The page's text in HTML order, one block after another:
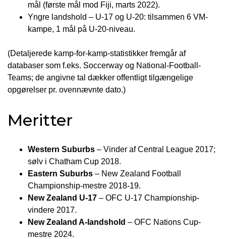
mål (første mål mod Fiji, marts 2022).
Yngre landshold – U-17 og U-20: tilsammen 6 VM-
kampe, 1 mål på U-20-niveau.
(Detaljerede kamp-for-kamp-statistikker fremgår af
databaser som f.eks. Soccerway og National-Football-
Teams; de angivne tal dækker offentligt tilgængelige
opgørelser pr. ovennævnte dato.)
Meritter
Western Suburbs – Vinder af Central League 2017;
sølv i Chatham Cup 2018.
Eastern Suburbs – New Zealand Football
Championship-mestre 2018-19.
New Zealand U-17 – OFC U-17 Championship-
vindere 2017.
New Zealand A-landshold – OFC Nations Cup-
mestre 2024.